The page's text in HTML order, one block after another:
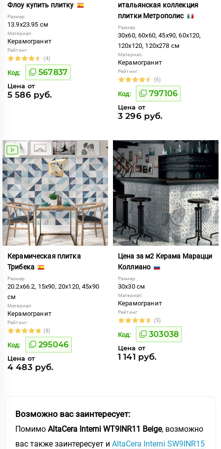
Флоу купить плитку
Размер:
13.9x23.95 см
Материал:
Керамогранит
Рейтинг:
(4)
Код: 567837
Цена от
5 586 руб.
итальянская коллекция
плитки Метрополис
Размер:
30x60, 60x60, 45x90, 60x120,
120x120, 120x278 см
Материал:
Керамогранит
Рейтинг:
(6)
Код: 797106
Цена от
3 296 руб.
Керамическая плитка
Трибека
Размер:
20.2x66.2, 15x90, 20x120, 45x90
см
Материал:
Керамогранит
Рейтинг:
(8)
Код: 295046
Цена от
4 483 руб.
Цена за м2 Керама Марацци
Коллиано
Размер:
30x30 см
Материал:
Керамогранит
Рейтинг:
(5)
Код: 303038
Цена от
1 141 руб.
Возможно вас заинтересует:
Помимо AltaCera Interni WT9INR11 Beige, возможно
вас также заинтересует и AltaCera Interni SW9INR15